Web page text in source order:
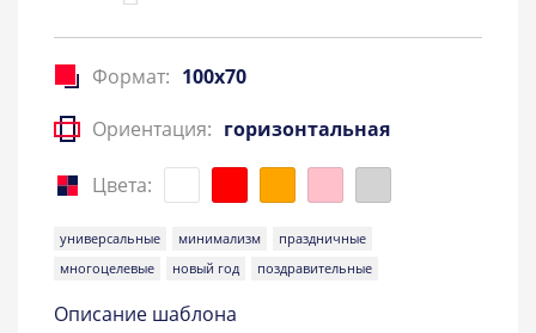
Формат: 100x70
Ориентация: горизонтальная
Цвета:
универсальные минимализм
праздничные
многоцелевые
новый год поздравительные
Описание шаблона